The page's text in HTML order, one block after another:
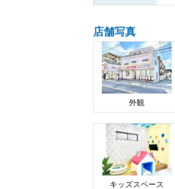
店舗写真
外観
キッズスペース